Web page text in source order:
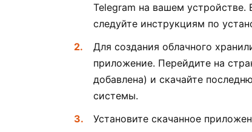
Telegram на вашем устройстве.
следуйте инструкциям по
Для создания облачного
приложение. Перейдите на
добавлена) и скачайте
системы.
Установите скачанное